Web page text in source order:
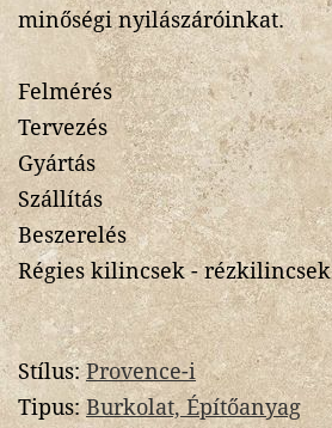
minőségi nyilászáróinkat.
Felmérés
Tervezés
Gyártás
Szállítás
Beszerelés
Régies kilincsek - rézkilincsek
Stílus:Provence-i
Tipus:Burkolat, Építőanyag